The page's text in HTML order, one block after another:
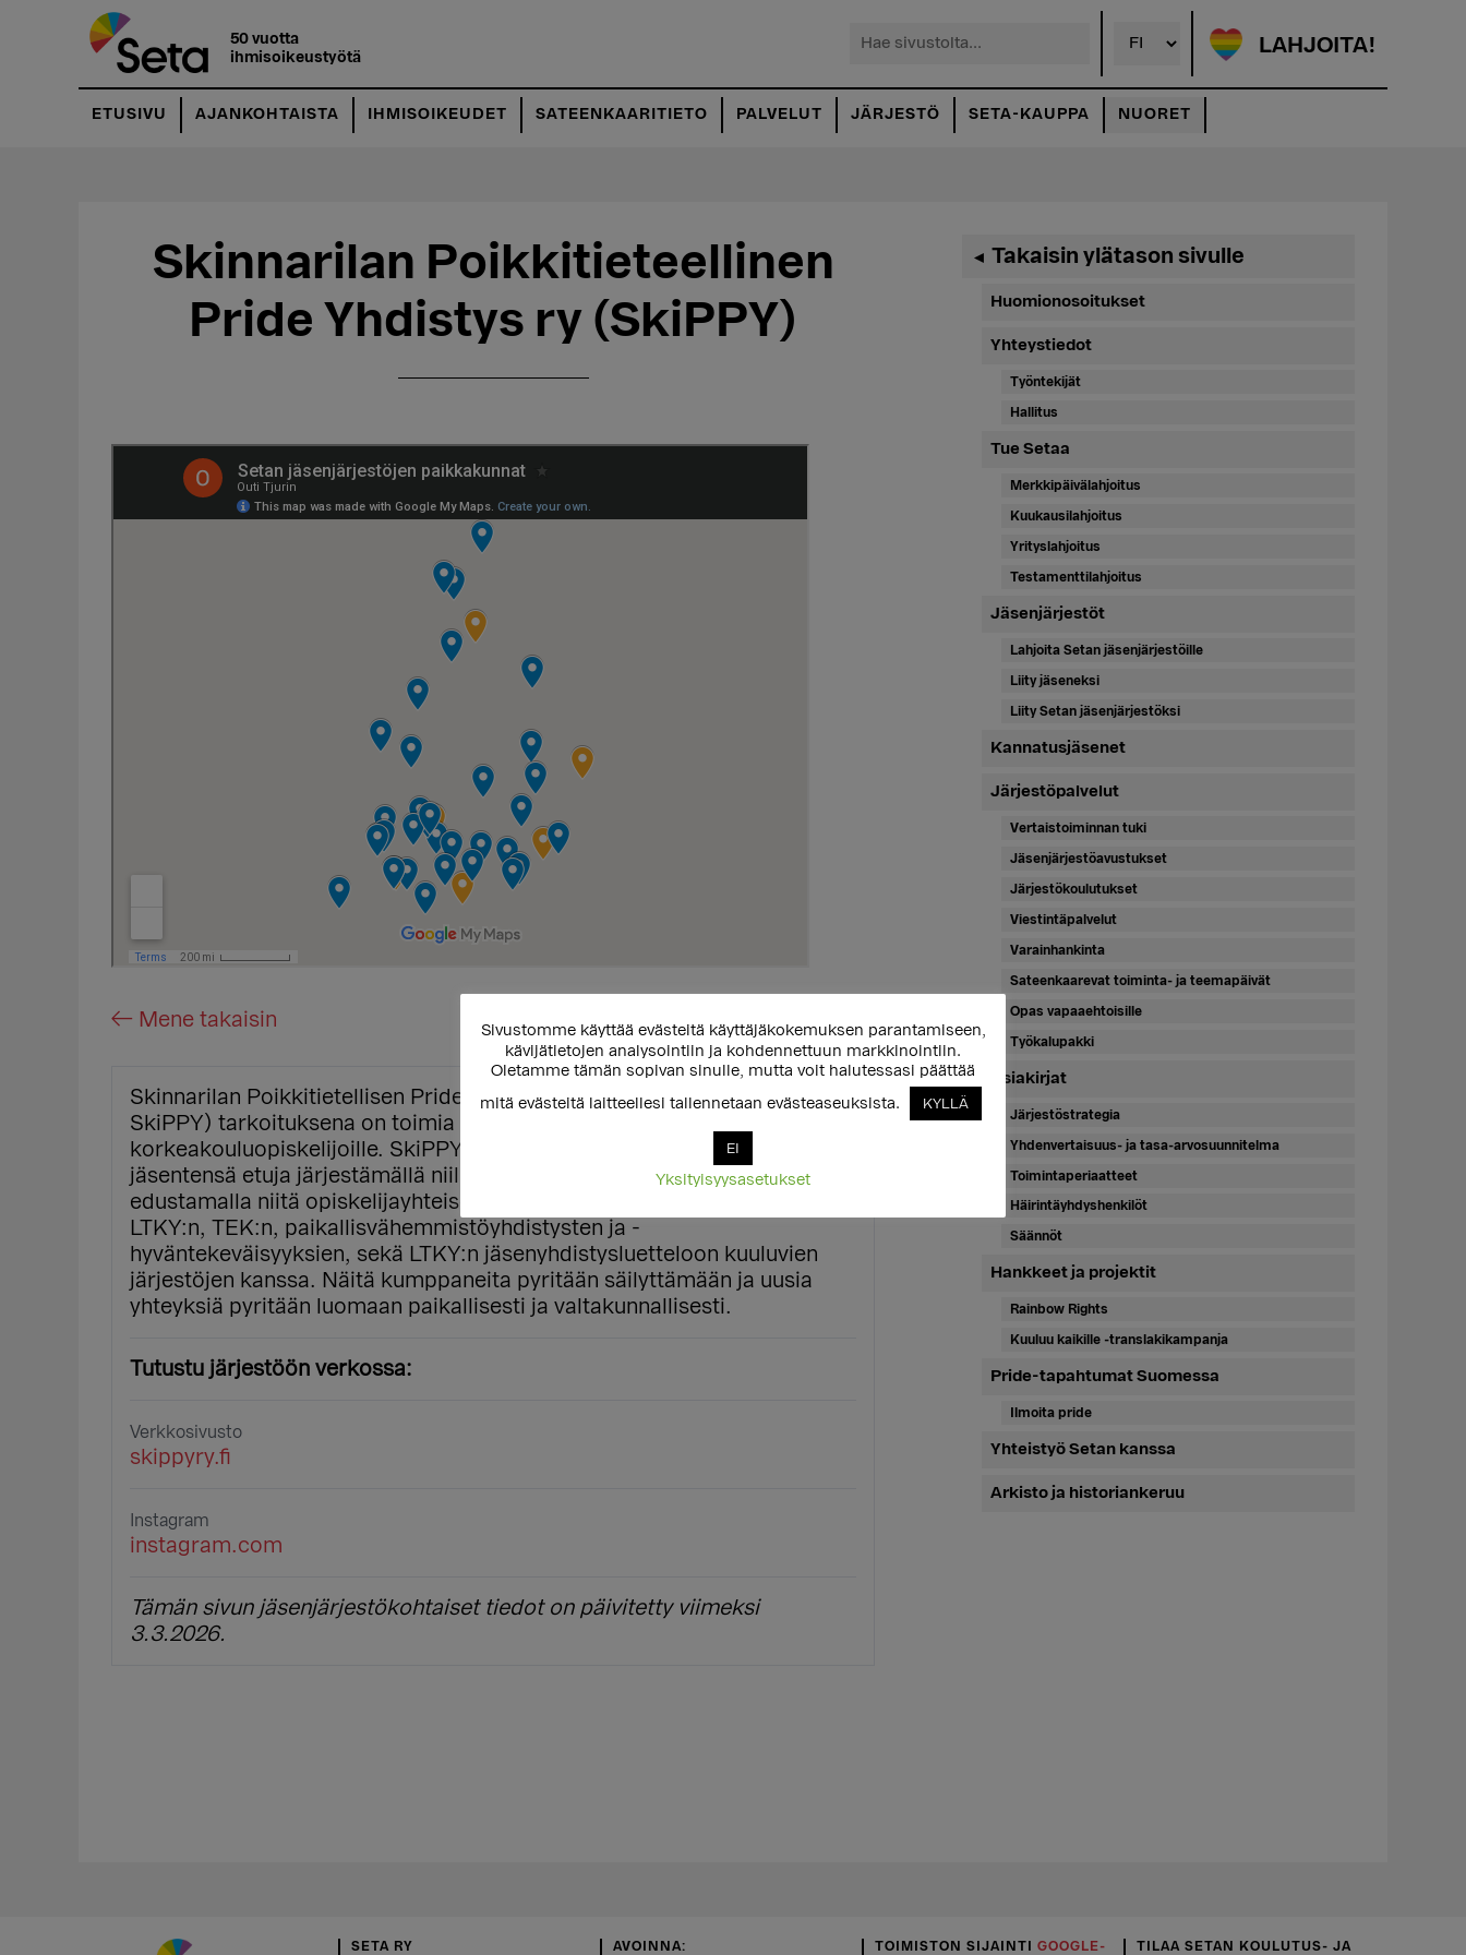
pääsisältöön
ensisijaiseen
50 vuotta
ihmisoikeustyötä
LAHJOITA!
Hae
ETUSIVU AJANKOHTAISTA IHMISOIKEUDET SATEENKAARITIETO PALVELUT JÄRJESTÖ SETA-KAUPPA NUORET
Skinnarilan Poikkitieteellinen
Pride Yhdistys ry (SkiPPY)
← Mene takaisin
Skinnarilan Poikkitietellisen Pride Yhdistyksen ry (tämän jälkeen
SkiPPY) tarkoituksena on toimia vertaisryhmänä kaikille LGBTQIA+-
korkeakouluopiskelijoille. SkiPPY edistää
jäsentensä etuja järjestämällä niille suunnattuja tapahtumia, sekä
edustamalla niitä opiskelijayhteisössä. SkiPPY toimii yhteistyössä
LTKY:n, TEK:n, paikallisvähemmistöyhdistysten ja -
hyväntekeväisyyksien, sekä LTKY:n jäsenyhdistysluetteloon kuuluvien
järjestöjen kanssa. Näitä kumppaneita pyritään säilyttämään ja uusia
yhteyksiä pyritään luomaan paikallisesti ja valtakunnallisesti.
Tutustu järjestöön verkossa:
Verkkosivusto
skippyry.fi
Instagram
instagram.com
Tämän sivun jäsenjärjestökohtaiset tiedot on päivitetty viimeksi
3.3.2026.
Ensisijainen
sivupalkki
◄ Takaisin ylätason sivulle
Huomionosoitukset
Yhteystiedot
Työntekijät
Hallitus
Tue Setaa
Merkkipäivälahjoitus
Kuukausilahjoitus
Yrityslahjoitus
Testamenttilahjoitus
Jäsenjärjestöt
Lahjoita Setan jäsenjärjestöille
Liity jäseneksi
Liity Setan jäsenjärjestöksi
Kannatusjäsenet
Järjestöpalvelut
Vertaistoiminnan tuki
Jäsenjärjestöavustukset
Järjestökoulutukset
Viestintäpalvelut
Varainhankinta
Sateenkaarevat toiminta- ja teemapäivät
Opas vapaaehtoisille
Työkalupakki
Asiakirjat
Järjestöstrategia
Yhdenvertaisuus- ja tasa-arvosuunnitelma
Toimintaperiaatteet
Häirintäyhdyshenkilöt
Säännöt
Hankkeet ja projektit
Rainbow Rights
Kuuluu kaikille -translakikampanja
Pride-tapahtumat Suomessa
Ilmoita pride
Yhteistyö Setan kanssa
Arkisto ja historiankeruu
SETA RY AVOINNA: TOIMISTON SIJAINTI GOOGLE- TILAA SETAN KOULUTUS- JA
Sivustomme käyttää evästeitä käyttäjäkokemuksen parantamiseen,
kävijätietojen analysointiin ja kohdennettuun markkinointiin.
Oletamme tämän sopivan sinulle, mutta voit halutessasi päättää
mitä evästeitä laitteellesi tallennetaan evästeaseuksista.
KYLLÄ
EI
Yksityisyysasetukset